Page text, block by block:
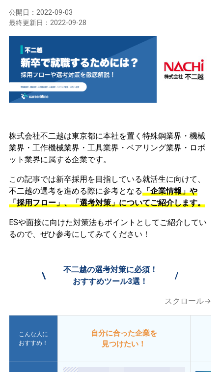
公開日： 2022-09-03
最終更新日： 2022-09-28
株式会社不二越は東京都に本社を置く特殊鋼業界・機械
業界・工作機械業界・工具業界・ベアリング業界・ロボ
ット業界に属する企業です。
この記事では新卒採用を目指している就活生に向けて、
不二越の選考を進める際に参考となる「企業情報」や
「採用フロー」、「選考対策」についてご紹介します。
ESや面接に向けた対策法もポイントとしてご紹介してい
るので、ぜひ参考にしてみてください！
\
不二越の選考対策に必須！
おすすめツール3選！
/
スクロール→
こんな人に
おすすめ！
自分に合った企業を
見つけたい！